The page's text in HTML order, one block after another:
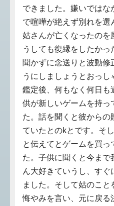
できました。嫌いではな
で喧嘩が絶えず別れを選
姑さんが亡くなったのを
うしても復縁をしたか
聞かずに念送りと波動修
うにしましょうとおっし
鑑定後、何もなく何日も
供が新しいゲームを持っ
た。話を聞くと彼からの
ていたとのkとです。そ
と伝えてとゲームを買っ
た。子供に聞くと今まで
ん大好きていうし、すぐ
ました。そして姑のこ
悔やみを言い、元に戻る